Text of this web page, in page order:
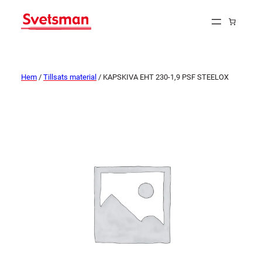
Hem / Tillsats material / KAPSKIVA EHT 230-1,9 PSF STEELOX